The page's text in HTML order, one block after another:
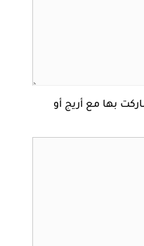
بها مع أريج أو